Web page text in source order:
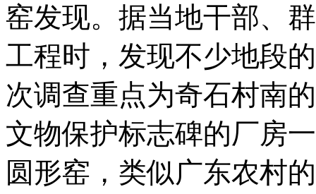
窑发现。据当地干部、
工程时，发现不少地段
次调查重点为奇石村南
文物保护标志碑的厂房
圆形窑，类似广东农村